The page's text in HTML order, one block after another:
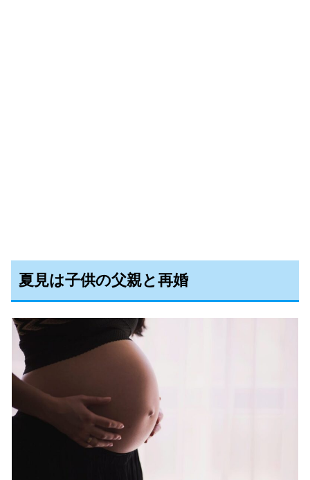
夏見は子供の父親と再婚